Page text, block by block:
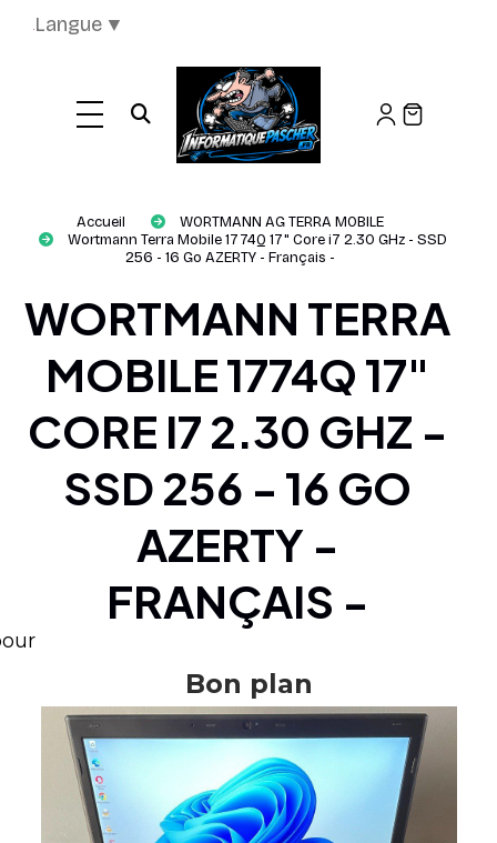
Ouvrir la recherche
Accueil
WORTMANN AG TERRA MOBILE
Wortmann Terra Mobile 1774Q 17" Core i7 2.30 GHz - SSD
256 - 16 Go AZERTY - Français -
WORTMANN TERRA
MOBILE 1774Q 17"
CORE I7 2.30 GHZ -
SSD 256 - 16 GO
AZERTY -
FRANÇAIS -
Bon plan
Langue ▼